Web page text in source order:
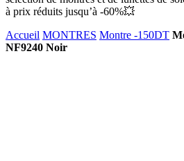
à prix réduits jusqu’à -60%💥
Accueil MONTRES Montre -150DT
NF9240 Noir